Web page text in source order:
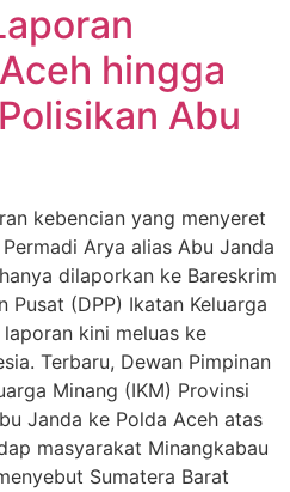
hingga
Abu
kebencian yang menyeret
Arya alias Abu Janda
dilaporkan ke Bareskrim
Pusat (DPP) Ikatan Keluarga
kini meluas ke
Terbaru, Dewan Pimpinan
Minang (IKM) Provinsi
Janda ke Polda Aceh atas
masyarakat Minangkabau
Sumatera Barat